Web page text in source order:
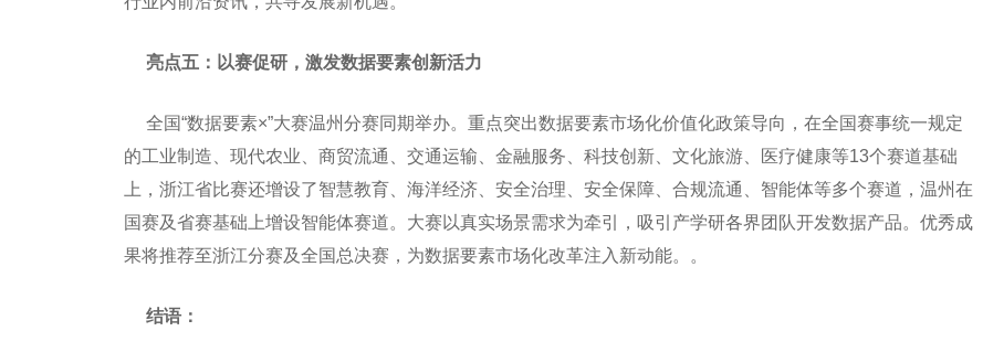
亮点五：以赛促研，激发数据要素创新活力
全国“数据要素×”大赛温州分赛同期举办。重点突出数据要素市场化价值化政策导向，在全国赛事统一规定
的工业制造、现代农业、商贸流通、交通运输、金融服务、科技创新、文化旅游、医疗健康等13个赛道基础
上，浙江省比赛还增设了智慧教育、海洋经济、安全治理、安全保障、合规流通、智能体等多个赛道，温州在
国赛及省赛基础上增设智能体赛道。大赛以真实场景需求为牵引，吸引产学研各界团队开发数据产品。优秀成
果将推荐至浙江分赛及全国总决赛，为数据要素市场化改革注入新动能。。
结语：